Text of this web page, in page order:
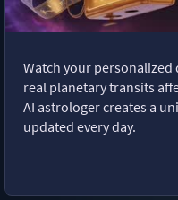
Watch your personalized
real planetary transits
AI astrologer creates a
updated every day.